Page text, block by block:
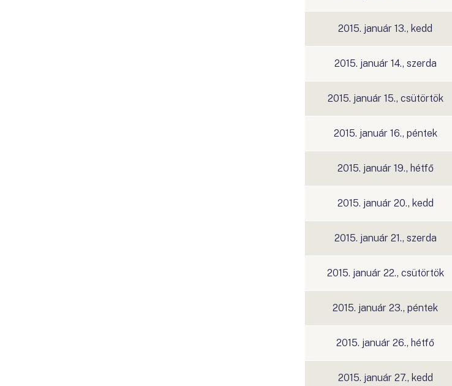
2015. január 13., kedd
2015. január 14., szerda
2015. január 15., csütörtök
2015. január 16., péntek
2015. január 19., hétfő
2015. január 20., kedd
2015. január 21., szerda
2015. január 22., csütörtök
2015. január 23., péntek
2015. január 26., hétfő
2015. január 27., kedd